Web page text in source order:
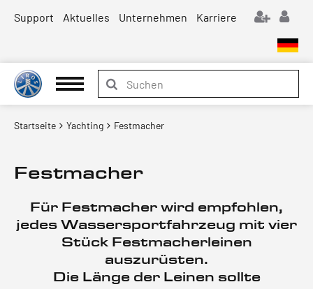
Support Aktuelles Unternehmen Karriere
Startseite Yachting Festmacher
Festmacher
Für Festmacher wird empfohlen,
jedes Wassersportfahrzeug mit vier
Stück Festmacherleinen
auszurüsten.
Die Länge der Leinen sollte